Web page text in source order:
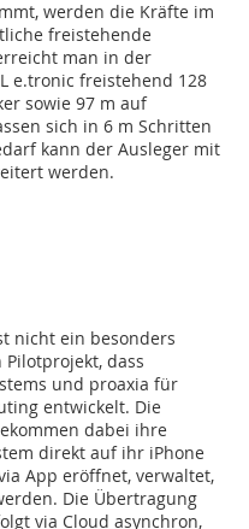
werden die Kräfte im
freistehende
man in der
e.tronic freistehend 128
sowie 97 m auf
sich in 6 m Schritten
kann der Ausleger mit
werden.
nicht ein besonders
dass
und proaxia für
entwickelt. Die
dabei ihre
direkt auf ihr iPhone
App eröffnet, verwaltet,
Die Übertragung
via Cloud asynchron,